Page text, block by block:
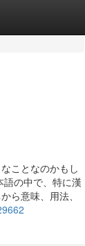
ことなのかもし
の中で、特に漢
ら意味、用法、